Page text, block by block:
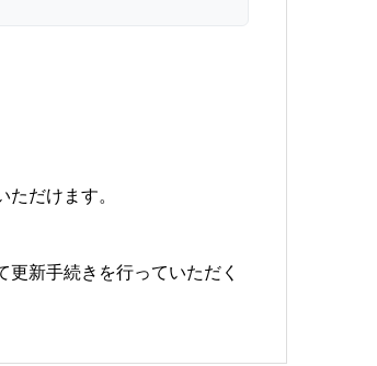
だけます。
新手続きを行っていただく